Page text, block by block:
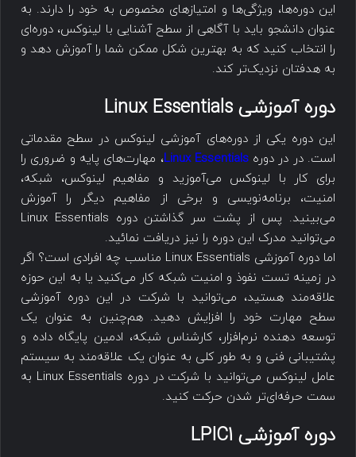
این دوره‌ها، ویژگی‌ها و امتیازهای مخصوص به خود را دارند. به
عنوان دانشجو باید با آگاهی از سطح آشنایی با لینوکس، دوره‌ای
را انتخاب کنید که به بهترین شکل ممکن شما را آموزش دهد و
به هدفتان نزدیک‌تر کند.
دوره آموزشی Linux Essentials
این دوره یکی از دوره‌های آموزشی لینوکس در سطح مقدماتی
است. در در دورهLinux Essentials، مهارت‌های پایه و ضروری را
برای کار با لینوکس می‌آموزید و مفاهیم لینوکس، شبکه،
امنیت، برنامه‌نویسی و برخی از مفاهیم دیگر را آموزش
می‌بینید. پس از پشت سر گذاشتن دوره Linux Essentials
می‌توانید مدرک این دوره را نیز دریافت نمائید.
اما دوره آموزشی Linux Essentials مناسب چه افرادی است؟ اگر
در زمینه تست نفوذ و امنیت شبکه کار می‌کنید یا به این حوزه
علاقه‌مند هستید، می‌توانید با شرکت در این دوره آموزشی
سطح مهارت خود را افزایش دهید. هم‌چنین به عنوان یک
توسعه دهنده نرم‌افزار، کارشناس شبکه، ادمین پایگاه داده و
پشتیبانی فنی و به طور کلی به عنوان یک علاقه‌مند به سیستم
عامل لینوکس می‌توانید با شرکت در دوره Linux Essentials به
سمت حرفه‌ای‌تر شدن حرکت کنید.
دوره آموزشی LPIC1